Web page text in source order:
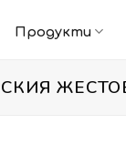
Продукти